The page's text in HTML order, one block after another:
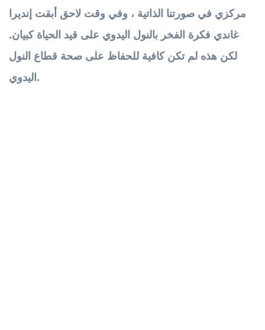
مركزي في صورتنا الذاتية ، وفي وقت لاحق أبقت إنديرا
غاندي فكرة الفخر بالنول اليدوي على قيد الحياة كبيان.
لكن هذه لم تكن كافية للحفاظ على صحة قطاع النول
اليدوي.